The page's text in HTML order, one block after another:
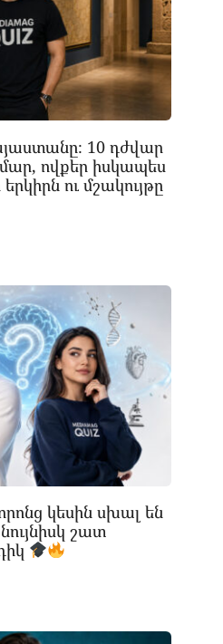
10 դժվար
ովքեր իսկապես
ու մշակույթը
կեսին սխալ են
շատ